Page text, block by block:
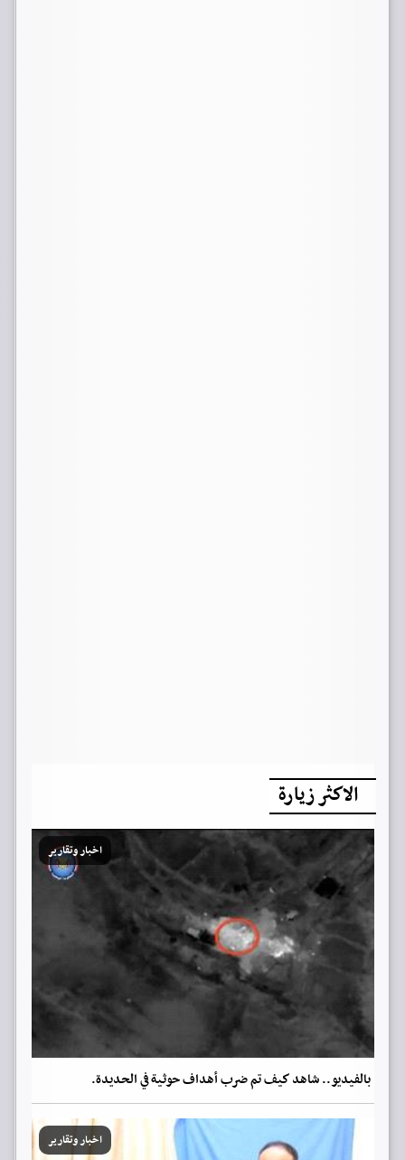
الاكثر زيارة
اخبار وتقارير
بالفيديو.. شاهد كيف تم ضرب أهداف حوثية في الحديدة.
اخبار وتقارير